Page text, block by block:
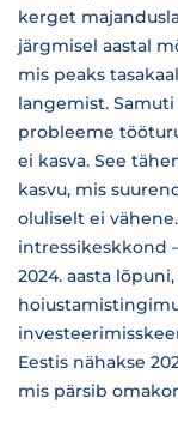
kerget
järgmisel aastal
mis peaks
langemist. Samuti
probleeme
ei kasva. See
kasvu, mis
oluliselt ei
intressikeskkond
2024. aasta
Eestis nähakse
mis pärsib